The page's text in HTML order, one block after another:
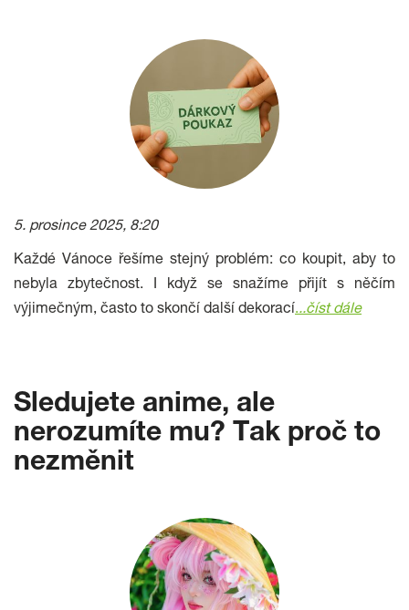
5. prosince 2025, 8:20
Každé Vánoce řešíme stejný problém: co koupit, aby to
nebyla zbytečnost. I když se snažíme přijít s něčím
výjimečným, často to skončí další dekorací...číst dále
Sledujete anime, ale
nerozumíte mu? Tak proč to
nezměnit